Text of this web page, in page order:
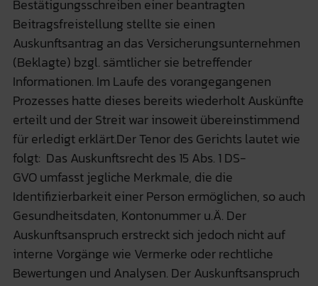
Bestätigungsschreiben einer beantragten
Beitragsfreistellung stellte sie einen
Auskunftsantrag an das Versicherungsunternehmen
(Beklagte) bzgl. sämtlicher sie betreffender
Informationen. Im Laufe des vorangegangenen
Prozesses hatte dieses bereits wiederholt Auskünfte
erteilt und der Streit war insoweit übereinstimmend
für erledigt erklärt.Der Tenor des Gerichts lautet wie
folgt: Das Auskunftsrecht des 15 Abs. 1 DS-
GVO umfasst jegliche Merkmale, die die
Identifizierbarkeit einer Person ermöglichen, so auch
Gesundheitsdaten, Kontonummer u.Ä. Der
Auskunftsanspruch erstreckt sich jedoch nicht auf
interne Vorgänge wie Vermerke oder rechtliche
Bewertungen und Analysen. Der Auskunftsanspruch